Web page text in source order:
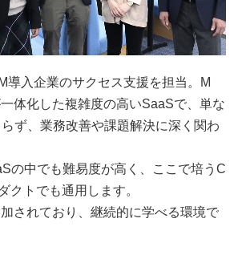
導入企業のサクセス支援を担当。M
体化した複雑度の高いSaaSで、単な
ず、業務改善や課題解決に深く関わ
の中でも難易度が高く、ここで培うC
クトでも通用します。
されており、継続的に学べる環境で